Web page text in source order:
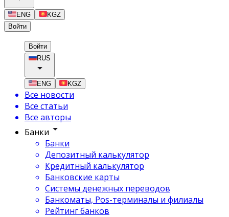
ENG
KGZ
Войти
Войти
RUS
ENG KGZ
Все новости
Все статьи
Все авторы
Банки
Банки
Депозитный калькулятор
Кредитный калькулятор
Банковские карты
Системы денежных переводов
Банкоматы, Pos-терминалы и филиалы
Рейтинг банков